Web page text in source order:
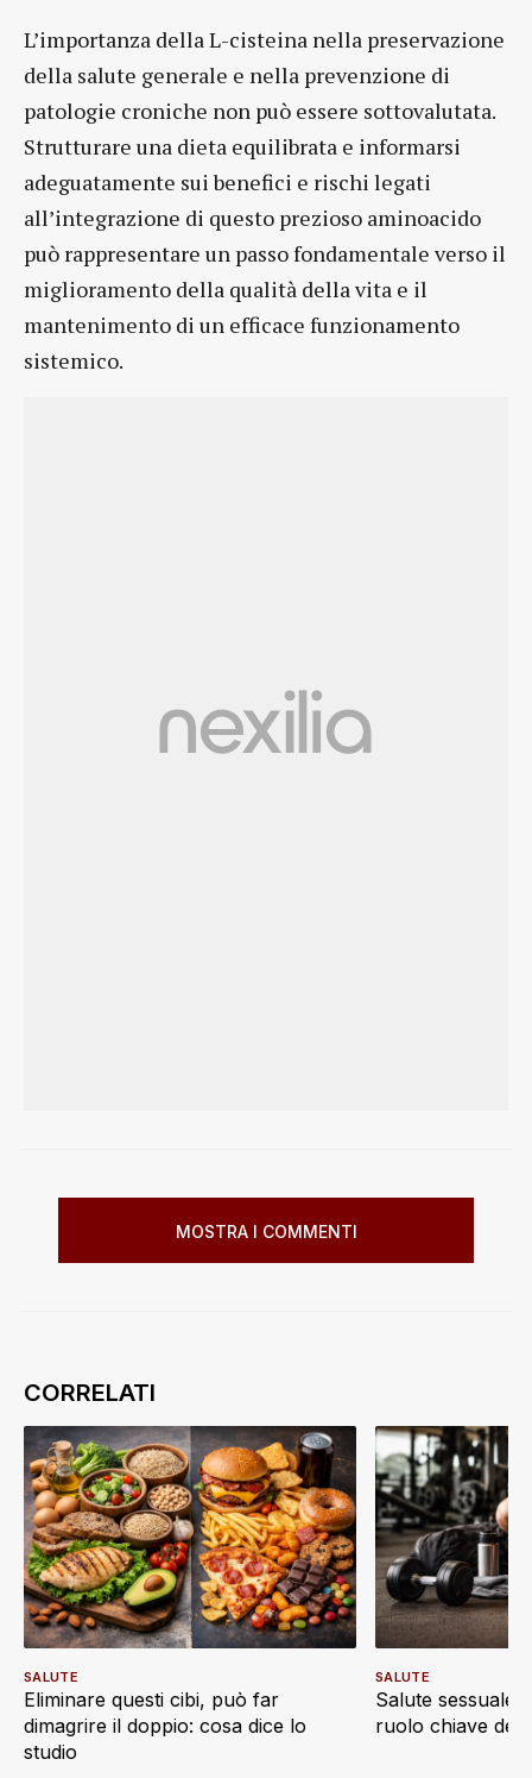
L’importanza della L-cisteina nella preservazione
della salute generale e nella prevenzione di
patologie croniche non può essere sottovalutata.
Strutturare una dieta equilibrata e informarsi
adeguatamente sui benefici e rischi legati
all’integrazione di questo prezioso aminoacido
può rappresentare un passo fondamentale verso il
miglioramento della qualità della vita e il
mantenimento di un efficace funzionamento
sistemico.
MOSTRA I COMMENTI
Eliminare questi cibi, può far
dimagrire il doppio: cosa dice lo
studio
SALUTE
Salute sessuale
ruolo chiave
SALUTE